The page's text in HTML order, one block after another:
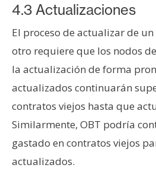
4.3 Actualizaciones
El proceso de actualizar de
otro requiere que los nodos de
la actualización de forma
actualizados continuarán
contratos viejos hasta que
Similarmente, OBT podría
gastado en contratos viejos
actualizados.